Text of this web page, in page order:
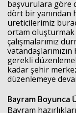
başvurulara göre
dört bir yanından
üreticilerimiz
ortam oluşturmak
çalışmalarımız
gerekli
kadar şehir
düzenlemeye
Bayram Boyunca
Bayram